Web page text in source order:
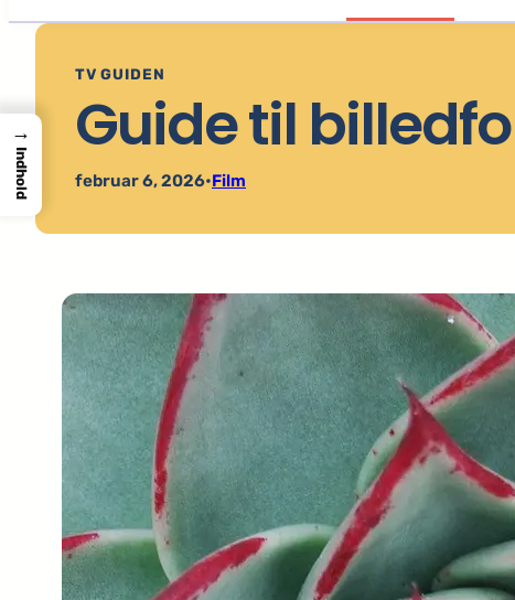
TV GUIDEN
Guide til
februar 6, 2026•Film
→
Indhold